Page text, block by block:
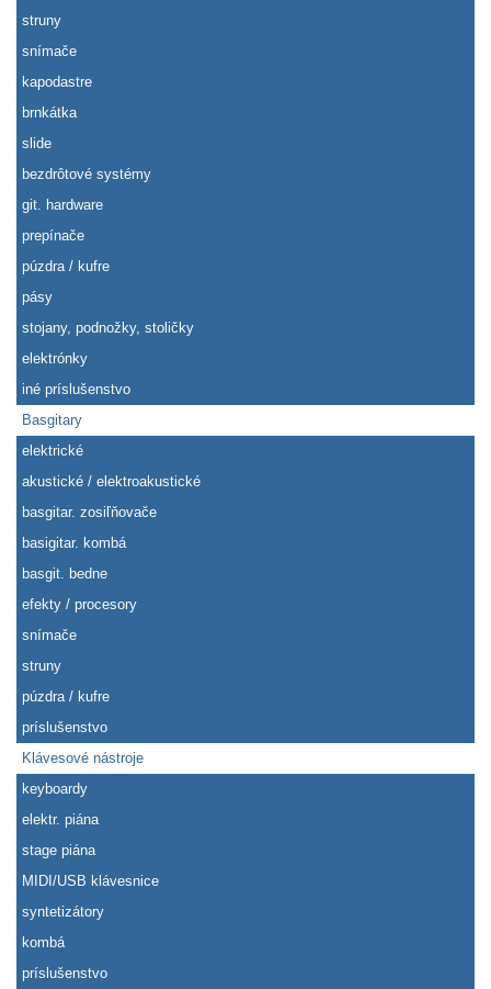
struny
snímače
kapodastre
brnkátka
slide
bezdrôtové systémy
git. hardware
prepínače
púzdra / kufre
pásy
stojany, podnožky, stoličky
elektrónky
iné príslušenstvo
Basgitary
elektrické
akustické / elektroakustické
basgitar. zosiľňovače
basigitar. kombá
basgit. bedne
efekty / procesory
snímače
struny
púzdra / kufre
príslušenstvo
Klávesové nástroje
keyboardy
elektr. piána
stage piána
MIDI/USB klávesnice
syntetizátory
kombá
príslušenstvo